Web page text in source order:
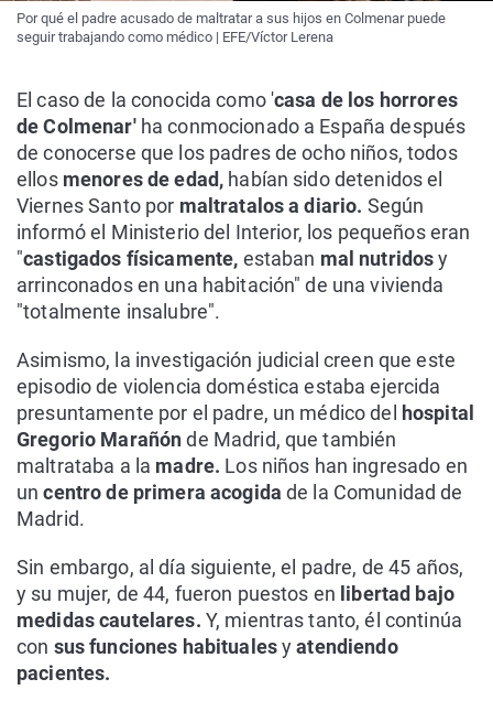
Por qué el padre acusado de maltratar a sus hijos en Colmenar puede
seguir trabajando como médico | EFE/Víctor Lerena
El caso de la conocida como 'casa de los horrores
de Colmenar'ha conmocionado a España después
de conocerse que los padres de ocho niños, todos
ellosmenores de edad, habían sido detenidos el
Viernes Santo por maltratalos a diario. Según
informó el Ministerio del Interior, los pequeños eran
"castigados físicamente, estaban mal nutridosy
arrinconados en una habitación" de una vivienda
"totalmente insalubre".
Asimismo, la investigación judicial creen que este
episodio de violencia doméstica estaba ejercida
presuntamente por el padre, un médico del
hospital
Gregorio Marañónde Madrid, que también
maltrataba a la madre. Los niños han ingresado en
uncentro de primera acogidade la Comunidad de
Madrid.
Sin embargo, al día siguiente, el padre, de 45 años,
y su mujer, de 44, fueron puestos en libertad bajo
medidas cautelares. Y, mientras tanto, él continúa
con sus funciones habitualesyatendiendo
pacientes.